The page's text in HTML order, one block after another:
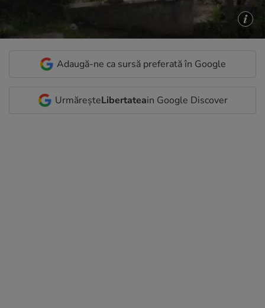
Adaugă-ne ca sursă preferată în Google
UrmăreșteLibertateain Google Discover